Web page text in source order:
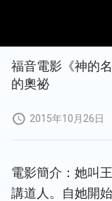
福音電影《神的
的奧祕
2015年10月26日
電影簡介：她叫
講道人。自她開